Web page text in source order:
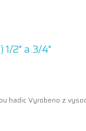
1/2" a 3/4"
hadic Vyrobeno z